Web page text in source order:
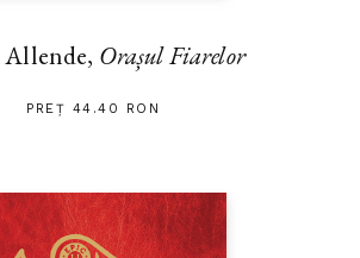
Allende, Orașul Fiarelor
PREȚ 44.40 RON